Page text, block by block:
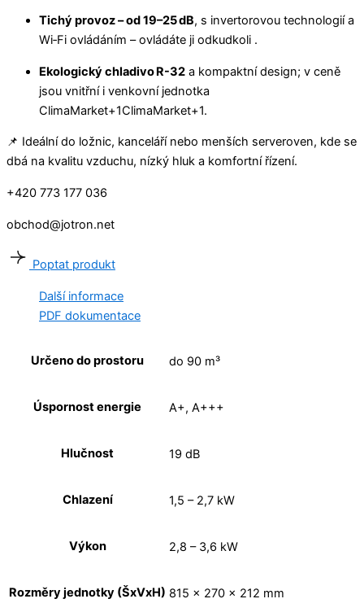
Tichý provoz – od 19–25 dB, s invertorovou technologií a
Wi‑Fi ovládáním – ovládáte ji odkudkoli .
Ekologický chladivo R-32 a kompaktní design; v ceně
jsou vnitřní i venkovní jednotka
ClimaMarket+1ClimaMarket+1.
📌 Ideální do ložnic, kanceláří nebo menších serveroven, kde se
dbá na kvalitu vzduchu, nízký hluk a komfortní řízení.
+420 773 177 036
obchod@jotron.net
Poptat produkt
Další informace
PDF dokumentace
Určeno do prostoru do 90 m³
Úspornost energie A+, A+++
Hlučnost 19 dB
Chlazení 1,5 – 2,7 kW
Výkon 2,8 – 3,6 kW
Rozměry jednotky (ŠxVxH) 815 x 270 x 212 mm